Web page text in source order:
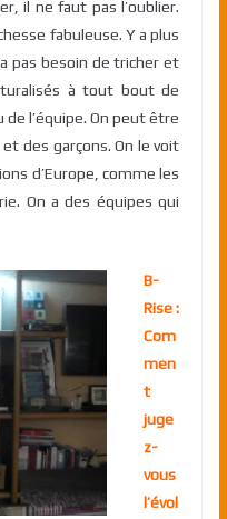
il ne faut pas l’oublier.
fabuleuse. Y a plus
pas besoin de tricher et
à tout bout de
l’équipe. On peut être
des garçons. On le voit
d’Europe, comme les
On a des équipes qui
B-
Rise :
Com
men
t
juge
z-
vous
l’évol